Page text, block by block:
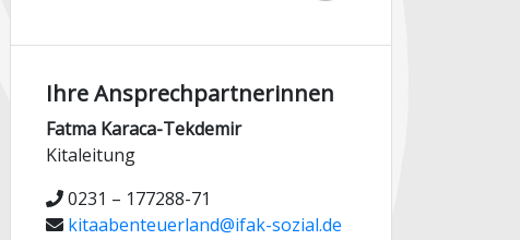
Ihre Ansprechpartnerinnen
Fatma Karaca-Tekdemir
Kitaleitung
0231 – 177288-71
kitaabenteuerland@ifak-sozial.de